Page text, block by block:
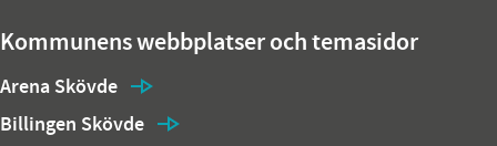
Kommunens webbplatser och temasidor
Arena Skövde
Billingen Skövde